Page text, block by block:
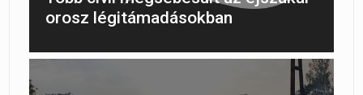
orosz légitámadásokban